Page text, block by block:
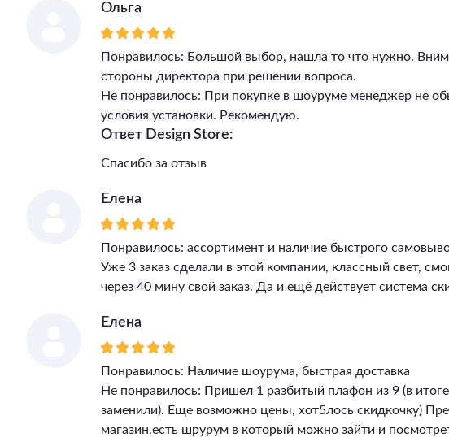
Ольга
Понравилось: Большой выбор, нашла то что нужно.
стороны директора при решении вопроса.
Не понравилось: При покупке в шоуруме менеджер не
условия установки. Рекомендую.
Ответ Design Store:
Спасибо за отзыв
Елена
Понравилось: ассортимент и наличие быстрого
Уже 3 заказ сделали в этой компании, классный свет,
через 40 мину свой заказ. Да и ещё действует система
Елена
Понравилось: Наличие шоурума, быстрая доставка
Не понравилось: Пришел 1 разбитый плафон из 9 (в
заменили). Еще возможно цены, хот5лось скидкочку)
магазин,есть шрурум в который можно зайти и